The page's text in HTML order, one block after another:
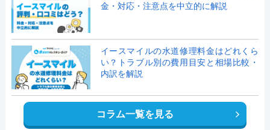
金・対応・注意点を中立的に解説
イースマイルの水道修理料金はどれくら
い？トラブル別の費用目安と相場比較・
内訳を解説
コラム一覧を見る